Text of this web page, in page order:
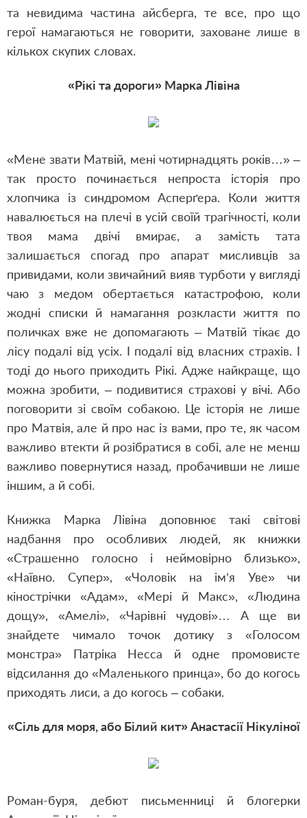
та невидима частина айсберга, те все, про що
герої намагаються не говорити, заховане лише в
кількох скупих словах.
«Рікі та дороги» Марка Лівіна
«Мене звати Матвій, мені чотирнадцять років…» –
так просто починається непроста історія про
хлопчика із синдромом Асперґера. Коли життя
навалюється на плечі в усій своїй трагічності, коли
твоя мама двічі вмирає, а замість тата
залишається спогад про апарат мисливців за
привидами, коли звичайний вияв турботи у вигляді
чаю з медом обертається катастрофою, коли
жодні списки й намагання розкласти життя по
поличках вже не допомагають – Матвій тікає до
лісу подалі від усіх. І подалі від власних страхів. І
тоді до нього приходить Рікі. Адже найкраще, що
можна зробити, – подивитися страхові у вічі. Або
поговорити зі своїм собакою. Це історія не лише
про Матвія, але й про нас із вами, про те, як часом
важливо втекти й розібратися в собі, але не менш
важливо повернутися назад, пробачивши не лише
іншим, а й собі.
Книжка Марка Лівіна доповнює такі світові
надбання про особливих людей, як книжки
«Страшенно голосно і неймовірно близько»,
«Наївно. Супер», «Чоловік на ім’я Уве» чи
кінострічки «Адам», «Мері й Макс», «Людина
дощу», «Амелі», «Чарівні чудові»… А ще ви
знайдете чимало точок дотику з «Голосом
монстра» Патріка Несса й одне промовисте
відсилання до «Маленького принца», бо до когось
приходять лиси, а до когось – собаки.
«Сіль для моря, або Білий кит» Анастасії Нікуліної
Роман-буря, дебют письменниці й блогерки